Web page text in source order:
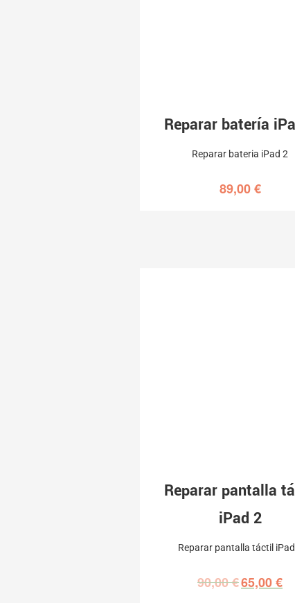
Reparar batería
Reparar bateria iPad 2
89,00€
Reparar pantalla
iPad 2
Reparar pantalla táctil
90,00€65,00€